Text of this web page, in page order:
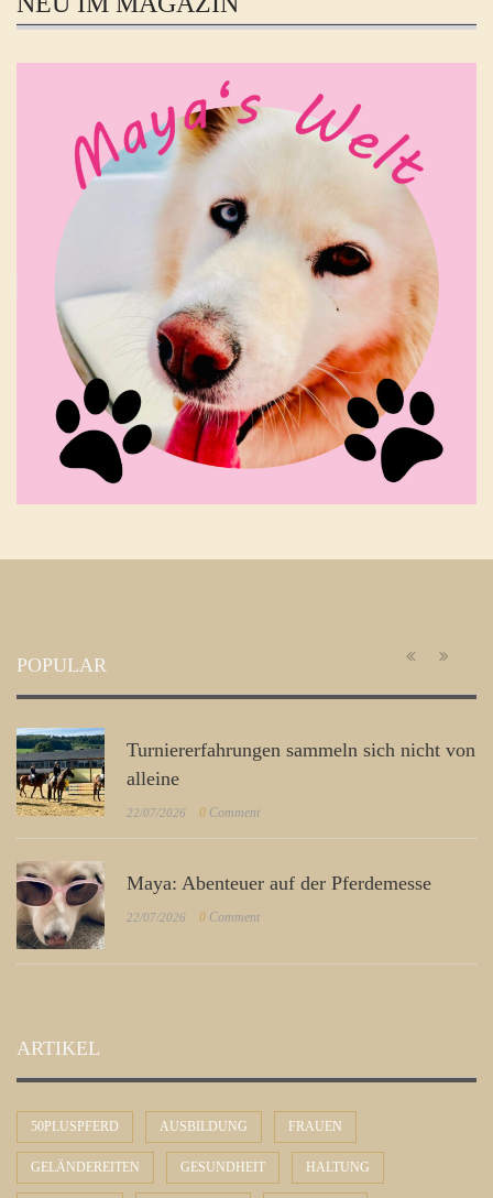
POPULAR
Turniererfahrungen sammeln sich nicht von
alleine
22/07/2026 0 Comment
Maya: Abenteuer auf der Pferdemesse
22/07/2026 0 Comment
ARTIKEL
50PLUSPFERD AUSBILDUNG FRAUEN
GELÄNDEREITEN GESUNDHEIT HALTUNG